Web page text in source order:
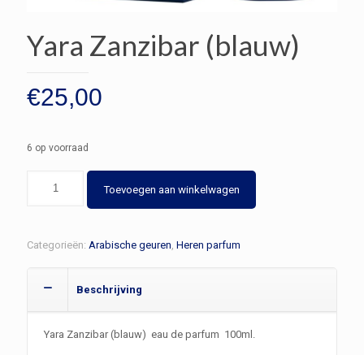
Yara Zanzibar (blauw)
€25,00
6 op voorraad
aantal
Toevoegen aan winkelwagen
Categorieën: Arabische geuren, Heren parfum
Beschrijving
Yara Zanzibar (blauw) eau de parfum 100ml.